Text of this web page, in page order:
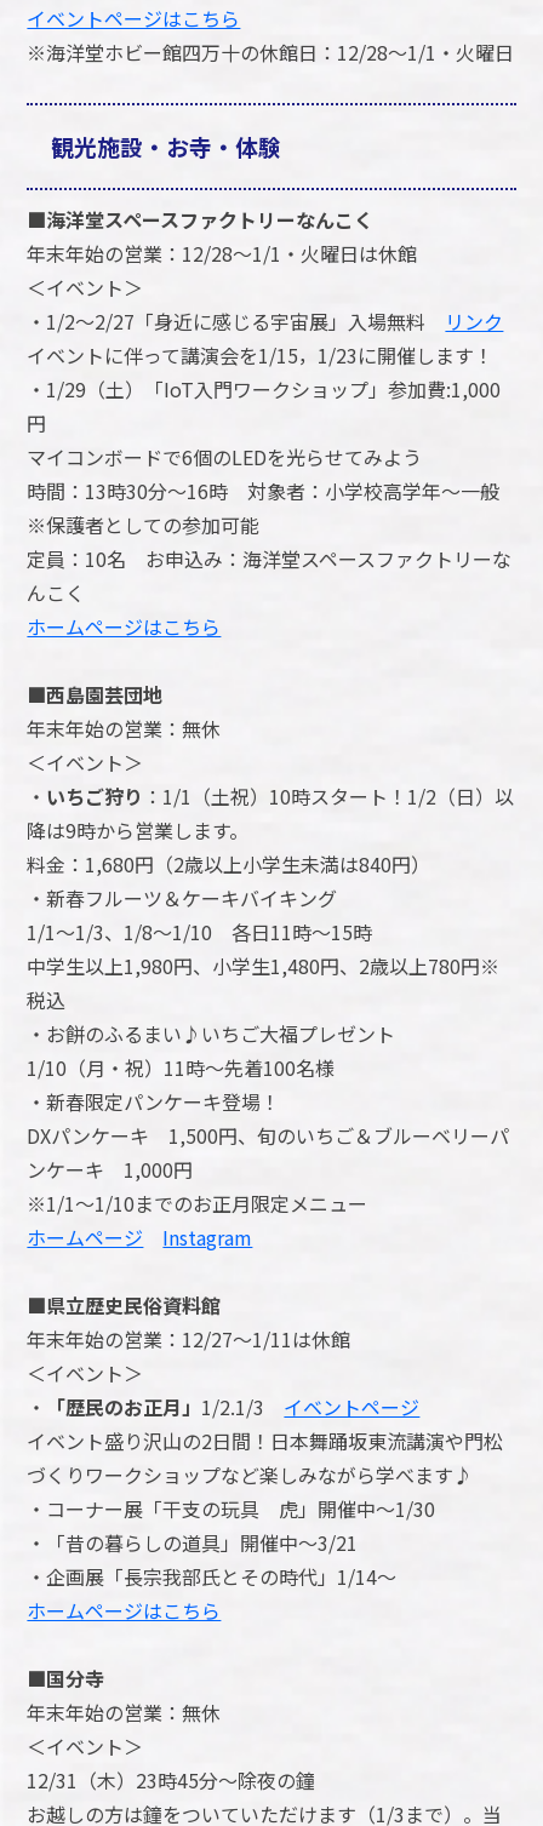
イベントページはこちら
※海洋堂ホビー館四万十の休館日：12/28～1/1・火曜日
観光施設・お寺・体験
■海洋堂スペースファクトリーなんこく
年末年始の営業：12/28～1/1・火曜日は休館
＜イベント＞
・1/2～2/27「身近に感じる宇宙展」入場無料
リンク
イベントに伴って講演会を1/15，1/23に開催します！
・1/29（土）「IoT入門ワークショップ」参加費:1,000
円
マイコンボードで6個のLEDを光らせてみよう
時間：13時30分～16時 対象者：小学校高学年～一般
※保護者としての参加可能
定員：10名 お申込み：海洋堂スペースファクトリーな
んこく
ホームページはこちら
■西島園芸団地
年末年始の営業：無休
＜イベント＞
・ いちご狩り ：1/1（土祝）10時スタート！1/2（日）以
降は9時から営業します。
料金：1,680円（2歳以上小学生未満は840円）
・新春フルーツ＆ケーキバイキング
1/1～1/3、1/8～1/10 各日11時～15時
中学生以上1,980円、小学生1,480円、2歳以上780円※
税込
・お餅のふるまい♪いちご大福プレゼント
1/10（月・祝）11時～先着100名様
・新春限定パンケーキ登場！
DXパンケーキ 1,500円、旬のいちご＆ブルーベリーパ
ンケーキ 1,000円
※1/1～1/10までのお正月限定メニュー
ホームページ
Instagram
■県立歴史民俗資料館
年末年始の営業：12/27～1/11は休館
＜イベント＞
・
「歴民のお正月」 1/2.1/3 イベントページ
イベント盛り沢山の2日間！日本舞踊坂東流講演や門松
づくりワークショップなど楽しみながら学べます♪
・コーナー展「干支の玩具 虎」開催中～1/30
・「昔の暮らしの道具」開催中～3/21
・企画展「長宗我部氏とその時代」1/14～
ホームページはこちら
■国分寺
年末年始の営業：無休
＜イベント＞
12/31（木）23時45分～除夜の鐘
お越しの方は鐘をついていただけます（1/3まで）。当